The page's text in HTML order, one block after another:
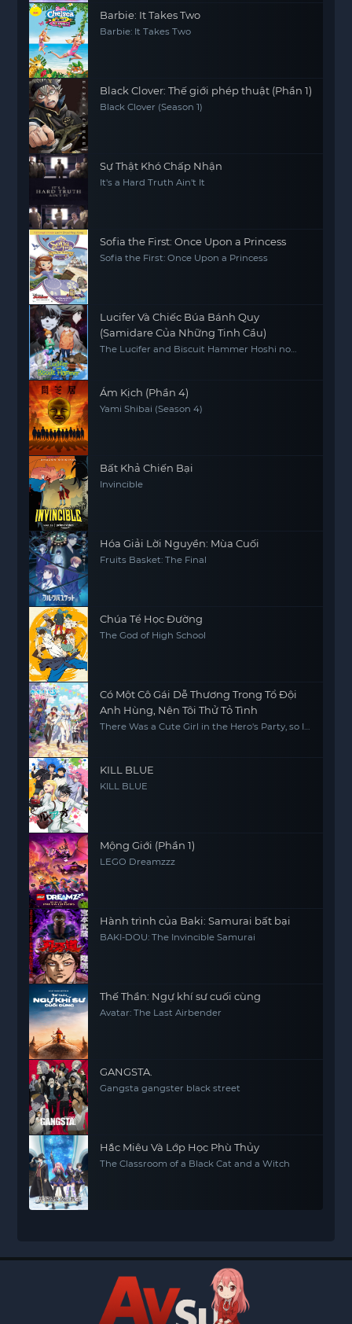
Barbie: It Takes Two
Barbie: It Takes Two
Black Clover: Thế giới phép thuật (Phần 1)
Black Clover (Season 1)
Sự Thật Khó Chấp Nhận
It's a Hard Truth Ain't It
Sofia the First: Once Upon a Princess
Sofia the First: Once Upon a Princess
Lucifer Và Chiếc Búa Bánh Quy
(Samidare Của Những Tinh Cầu)
The Lucifer and Biscuit Hammer Hoshi no
Ám Kịch (Phần 4)
Yami Shibai (Season 4)
Bất Khả Chiến Bại
Invincible
Hóa Giải Lời Nguyền: Mùa Cuối
Fruits Basket: The Final
Chúa Tể Học Đường
The God of High School
Có Một Cô Gái Dễ Thương Trong Tổ Đội
Anh Hùng, Nên Tôi Thử Tỏ Tình
There Was a Cute Girl in the Hero's Party, so I
KILL BLUE
KILL BLUE
Mộng Giới (Phần 1)
LEGO Dreamzzz
Hành trình của Baki: Samurai bất bại
BAKI-DOU: The Invincible Samurai
Thế Thần: Ngự khí sư cuối cùng
Avatar: The Last Airbender
GANGSTA.
Gangsta gangster black street
Hắc Miêu Và Lớp Học Phù Thủy
The Classroom of a Black Cat and a Witch